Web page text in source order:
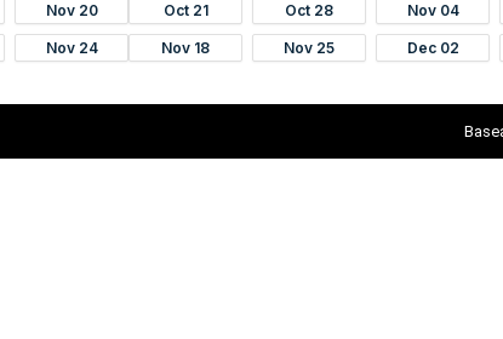
Nov 20
Nov 24
Oct 21
Oct 28 Nov 04
Nov 18 Nov 25 Dec 02